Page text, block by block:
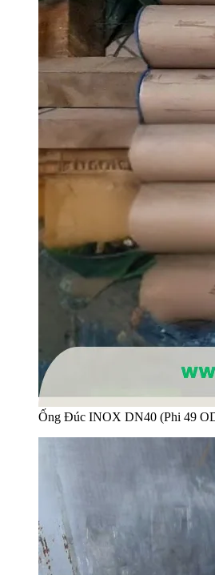
Ống Đúc INOX DN40 (Phi 49